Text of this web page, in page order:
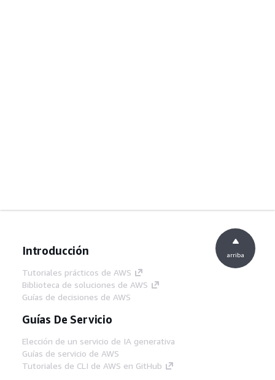
Introducción
Tutoriales prácticos de AWS
Biblioteca de soluciones de AWS
Guías de decisiones de AWS
Guías De Servicio
Elección de un servicio de IA generativa
Guías de servicio de AWS
Tutoriales de CLI de AWS en GitHub
arriba